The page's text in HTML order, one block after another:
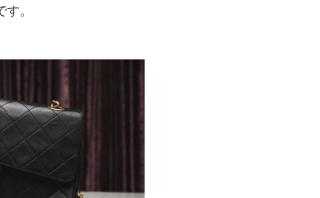
。